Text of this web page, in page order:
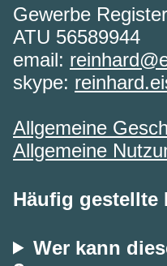
Gewerbe
ATU 56589944
email:
skype:
Allgemeine
Allgemeine
Häufig gestellte
Wer kann